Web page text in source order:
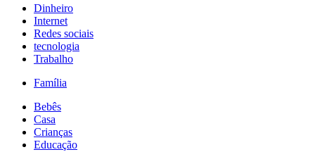
Dinheiro
Internet
Redes sociais
tecnologia
Trabalho
Família
Bebês
Casa
Crianças
Educação